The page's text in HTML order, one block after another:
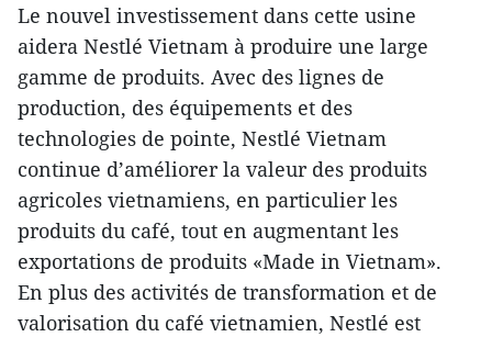
Le nouvel investissement dans cette usine
aidera Nestlé Vietnam à produire une large
gamme de produits. Avec des lignes de
production, des équipements et des
technologies de pointe, Nestlé Vietnam
continue d’améliorer la valeur des produits
agricoles vietnamiens, en particulier les
produits du café, tout en augmentant les
exportations de produits «Made in Vietnam».
En plus des activités de transformation et de
valorisation du café vietnamien, Nestlé est